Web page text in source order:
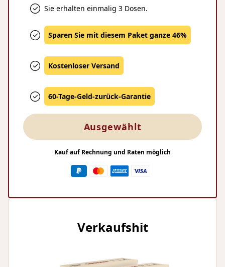
Sie erhalten einmalig 3 Dosen.
Sparen Sie mit diesem Paket ganze 46%
Kostenloser Versand
60-Tage-Geld-zurück-Garantie
Ausgewählt
Kauf auf Rechnung und Raten möglich
Verkaufshit